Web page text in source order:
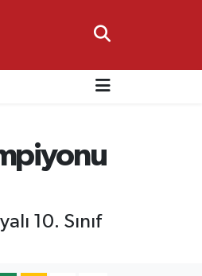
10. Sınıf